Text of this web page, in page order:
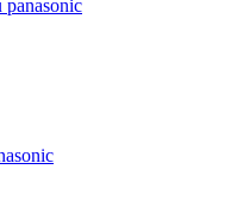
panasonic